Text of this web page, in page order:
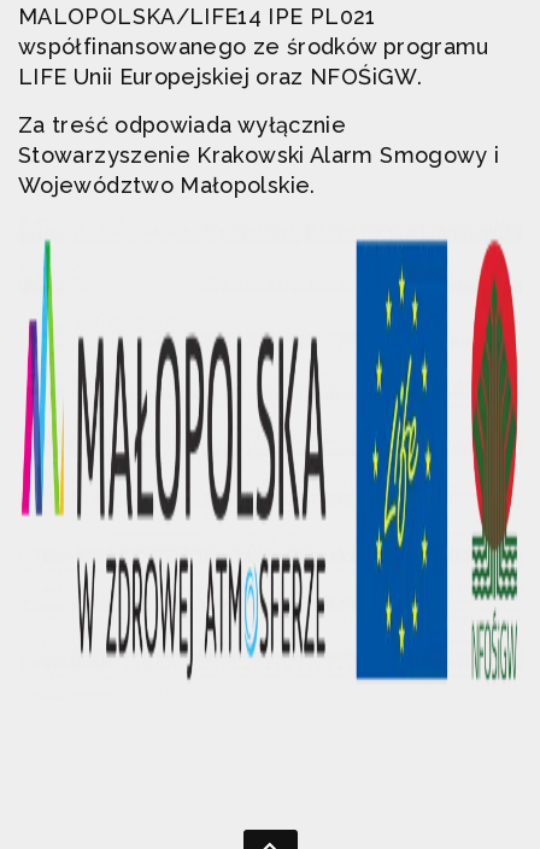
MALOPOLSKA/LIFE14 IPE PL021
współfinansowanego ze środków programu
LIFE Unii Europejskiej oraz NFOŚiGW.
Za treść odpowiada wyłącznie
Stowarzyszenie Krakowski Alarm Smogowy i
Województwo Małopolskie.